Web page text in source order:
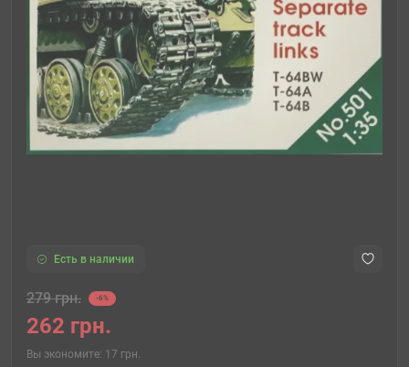
Есть в наличии
279 грн. -6%
262 грн.
Вы экономите: 17 грн.